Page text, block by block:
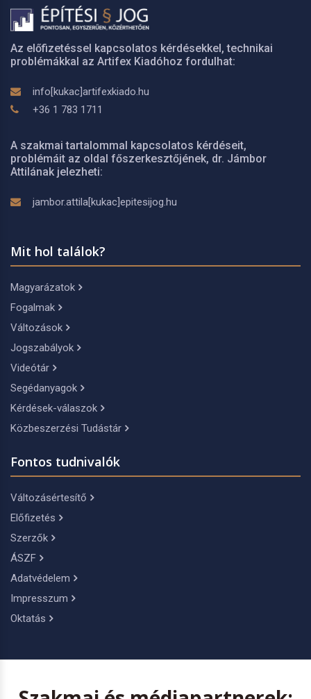
Az előfizetéssel kapcsolatos kérdésekkel, technikai
problémákkal az Artifex Kiadóhoz fordulhat:
info[kukac]artifexkiado.hu
+36 1 783 1711
A szakmai tartalommal kapcsolatos kérdéseit,
problémáit az oldal főszerkesztőjének, dr. Jámbor
Attilának jelezheti:
jambor.attila[kukac]epitesijog.hu
Mit hol találok?
Magyarázatok
Fogalmak
Változások
Jogszabályok
Videótár
Segédanyagok
Kérdések-válaszok
Közbeszerzési Tudástár
Fontos tudnivalók
Változásértesítő
Előfizetés
Szerzők
ÁSZF
Adatvédelem
Impresszum
Oktatás